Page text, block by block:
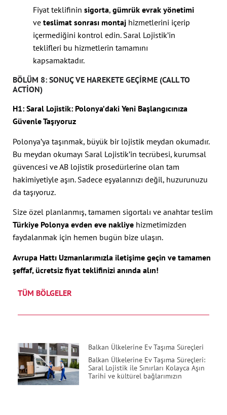
Fiyat teklifinin sigorta, gümrük evrak yönetimi
ve teslimat sonrası montaj hizmetlerini içerip
içermediğini kontrol edin. Saral Lojistik’in
teklifleri bu hizmetlerin tamamını
kapsamaktadır.
BÖLÜM 8: SONUÇ VE HAREKETE GEÇIRME (CALL TO
ACTION)
H1: Saral Lojistik: Polonya’daki Yeni Başlangıcınıza
Güvenle Taşıyoruz
Polonya’ya taşınmak, büyük bir lojistik meydan okumadır.
Bu meydan okumayı Saral Lojistik’in tecrübesi, kurumsal
güvencesi ve AB lojistik prosedürlerine olan tam
hakimiyetiyle aşın. Sadece eşyalarınızı değil, huzurunuzu
da taşıyoruz.
Size özel planlanmış, tamamen sigortalı ve anahtar teslim
Türkiye Polonya evden eve nakliye hizmetimizden
faydalanmak için hemen bugün bize ulaşın.
Avrupa Hattı Uzmanlarımızla iletişime geçin ve tamamen
şeffaf, ücretsiz fiyat teklifinizi anında alın!
TÜM BÖLGELER
Balkan Ülkelerine Ev Taşıma Süreçleri
Balkan Ülkelerine Ev Taşıma Süreçleri:
Saral Lojistik ile Sınırları Kolayca Aşın
Tarihi ve kültürel bağlarımızın